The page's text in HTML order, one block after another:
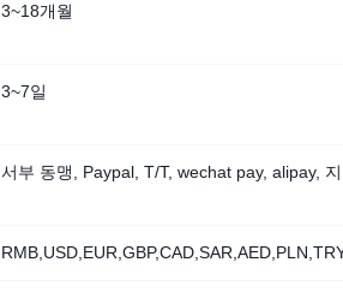
3~18개월
3~7일
서부 동맹, Paypal, T/T, wechat pay, alipay,